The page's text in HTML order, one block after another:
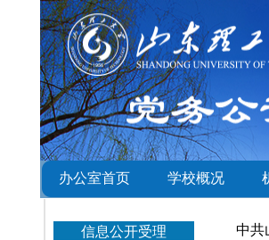
办公室首页 学校概况
信息公开受理 中共